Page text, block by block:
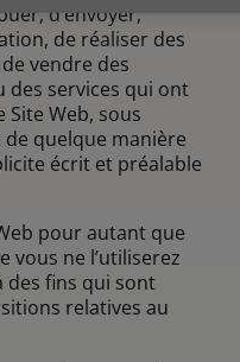
d’envoyer,
de réaliser des
vendre des
des services qui ont
Site Web, sous
quelque manière
écrit et préalable
pour autant que
vous ne l’utiliserez
des fins qui sont
relatives au